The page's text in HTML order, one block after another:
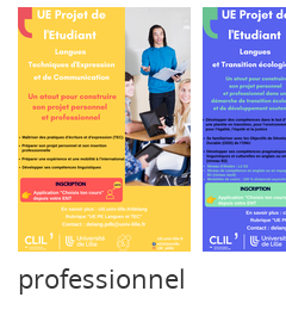
professionnel